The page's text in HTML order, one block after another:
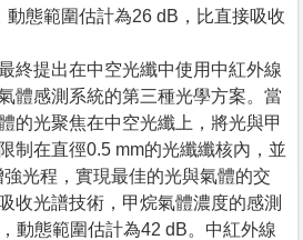
動態範圍估計為26 dB，比直接吸收
終提出在中空光纖中使用中紅外線
體感測系統的第三種光學方案。當
的光聚焦在中空光纖上，將光與甲
制在直徑0.5 mm的光纖纖核內，並
光程，實現最佳的光與氣體的交
收光譜技術，甲烷氣體濃度的感測
動態範圍估計為42 dB。中紅外線